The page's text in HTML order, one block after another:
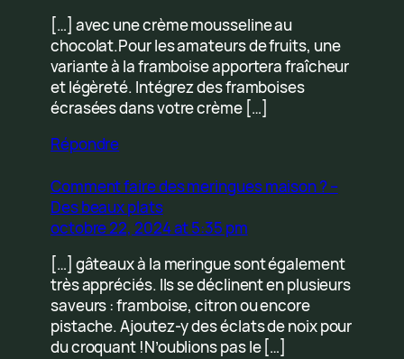
[…] avec une crème mousseline au
chocolat.Pour les amateurs de fruits, une
variante à la framboise apportera fraîcheur
et légèreté. Intégrez des framboises
écrasées dans votre crème […]
Répondre
Comment faire des meringues maison ? –
Des beaux plats
octobre 22, 2024 at 5:35 pm
[…] gâteaux à la meringue sont également
très appréciés. Ils se déclinent en plusieurs
saveurs : framboise, citron ou encore
pistache. Ajoutez-y des éclats de noix pour
du croquant !N’oublions pas le […]